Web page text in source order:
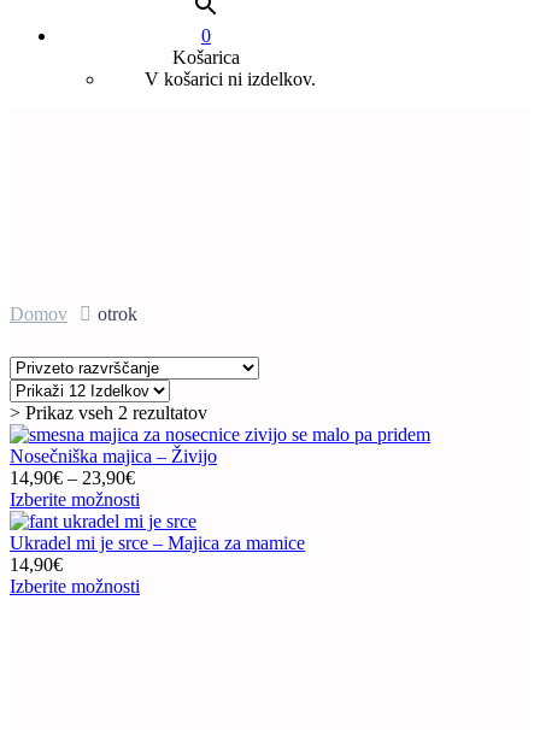
0
Košarica
V košarici ni izdelkov.
Domov otrok
> Prikaz vseh 2 rezultatov
Nosečniška majica – Živijo
14,90€ – 23,90€Cenovni
razpon:
od
14,90€
23,90€
Izberite možnosti
izdelek
ima
Ukradel mi je srce – Majica za mamice
14,90€
Izberite možnosti